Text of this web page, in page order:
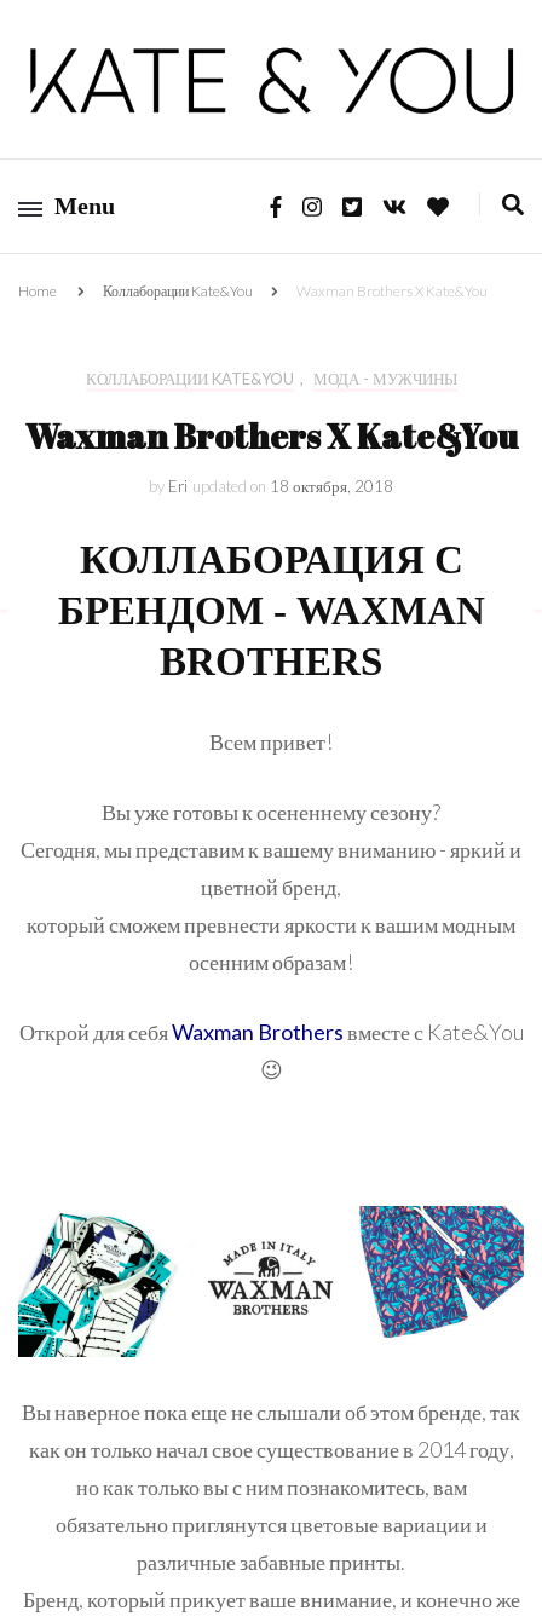
Kate&You
Menu
Home Коллаборации Kate&You Waxman Brothers X Kate&You
КОЛЛАБОРАЦИИ KATE&YOU , МОДА - МУЖЧИНЫ
Waxman Brothers X Kate&You
by Eri updated on 18 октября, 2018
КОЛЛАБОРАЦИЯ С
БРЕНДОМ - WAXMAN
BROTHERS
Всем привет!
Вы уже готовы к осененнему сезону?
Сегодня, мы представим к вашему вниманию - яркий и
цветной бренд,
который сможем превнести яркости к вашим модным
осенним образам!
Открой для себяWaxman Brothersвместе с Kate&You
😉
Вы наверное пока еще не слышали об этом бренде, так
как он только начал свое существование в 2014 году,
но как только вы с ним познакомитесь, вам
обязательно приглянутсяцветовые вариации и
различные забавные принты.
Бренд, который прикует ваше внимание, и конечно же